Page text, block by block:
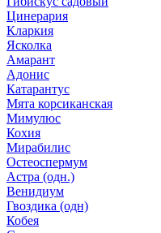
Цинерария
Кларкия
Ясколка
Амарант
Адонис
Катарантус
Мята корсиканская
Мимулюс
Кохия
Мирабилис
Остеоспермум
Астра (одн.)
Венидиум
Гвоздика (одн)
Кобея